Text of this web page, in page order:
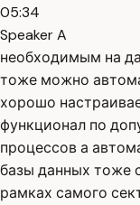
05:34
Speaker A
необходимым на
тоже можно
хорошо
функционал по
процессов а
базы данных тоже
рамках самого